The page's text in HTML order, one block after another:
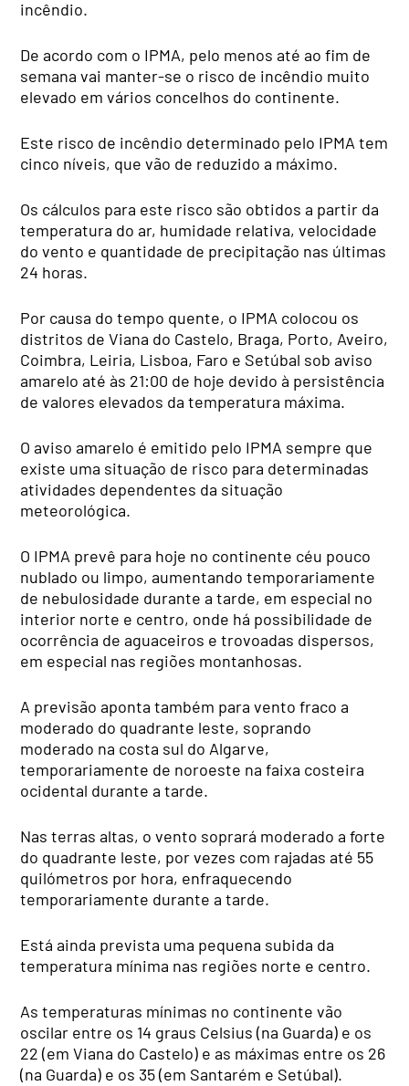
incêndio.
De acordo com o IPMA, pelo menos até ao fim de
semana vai manter-se o risco de incêndio muito
elevado em vários concelhos do continente.
Este risco de incêndio determinado pelo IPMA tem
cinco níveis, que vão de reduzido a máximo.
Os cálculos para este risco são obtidos a partir da
temperatura do ar, humidade relativa, velocidade
do vento e quantidade de precipitação nas últimas
24 horas.
Por causa do tempo quente, o IPMA colocou os
distritos de Viana do Castelo, Braga, Porto, Aveiro,
Coimbra, Leiria, Lisboa, Faro e Setúbal sob aviso
amarelo até às 21:00 de hoje devido à persistência
de valores elevados da temperatura máxima.
O aviso amarelo é emitido pelo IPMA sempre que
existe uma situação de risco para determinadas
atividades dependentes da situação
meteorológica.
O IPMA prevê para hoje no continente céu pouco
nublado ou limpo, aumentando temporariamente
de nebulosidade durante a tarde, em especial no
interior norte e centro, onde há possibilidade de
ocorrência de aguaceiros e trovoadas dispersos,
em especial nas regiões montanhosas.
A previsão aponta também para vento fraco a
moderado do quadrante leste, soprando
moderado na costa sul do Algarve,
temporariamente de noroeste na faixa costeira
ocidental durante a tarde.
Nas terras altas, o vento soprará moderado a forte
do quadrante leste, por vezes com rajadas até 55
quilómetros por hora, enfraquecendo
temporariamente durante a tarde.
Está ainda prevista uma pequena subida da
temperatura mínima nas regiões norte e centro.
As temperaturas mínimas no continente vão
oscilar entre os 14 graus Celsius (na Guarda) e os
22 (em Viana do Castelo) e as máximas entre os 26
(na Guarda) e os 35 (em Santarém e Setúbal).